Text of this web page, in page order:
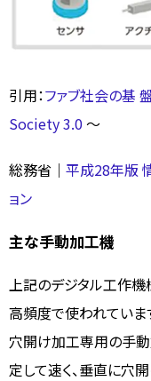
引用：ファブ社会の基
Society 3.0～
総務省｜ 平成28年版
ョン
主な手動加工機
上記のデジタル工作
高頻度で使われていま
穴開け加工専用の手動
定して速く、垂直に穴